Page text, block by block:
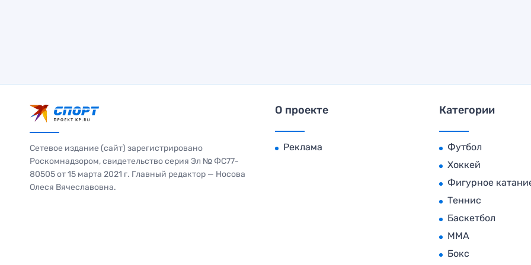
Сетевое издание (сайт) зарегистрировано
Роскомнадзором, свидетельство серия Эл № ФС77-
80505 от 15 марта 2021 г. Главный редактор — Носова
Олеся Вячеславовна.
О проекте
Реклама
Категории
Футбол
Хоккей
Фигурное
Теннис
Баскетбол
MMA
Бокс